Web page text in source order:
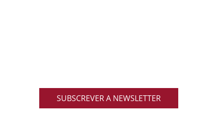
SUBSCREVER A NEWSLETTER